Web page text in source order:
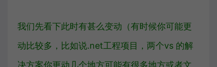
我们先看下此时有甚么变动（有时候你可能更
动比较多，比如说.net工程项目，两个vs 的解
决方案你更动几个地方可能有很多地方或者文